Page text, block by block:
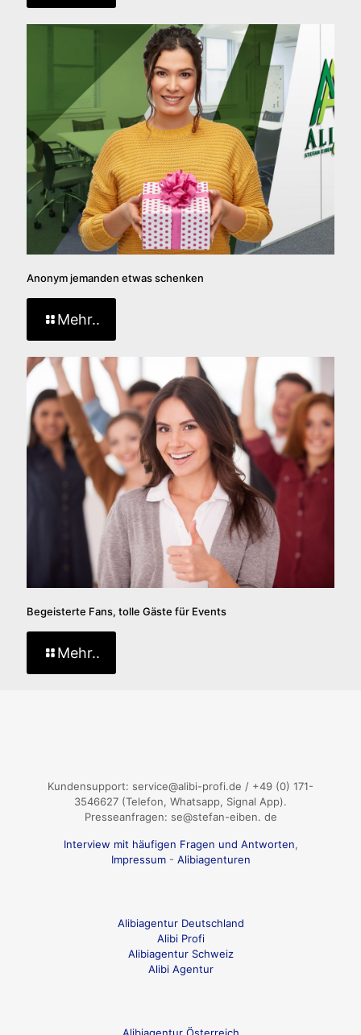
Anonym jemanden etwas schenken
Mehr..
Begeisterte Fans, tolle Gäste für Events
Mehr..
Kundensupport: service@alibi-profi.de / +49 (0) 171-
3546627 (Telefon, Whatsapp, Signal App).
Presseanfragen: se@stefan-eiben. de
Interview mit häufigen Fragen und Antworten,
Impressum- Alibiagenturen
Alibiagentur Deutschland
Alibi Profi
Alibiagentur Schweiz
Alibi Agentur